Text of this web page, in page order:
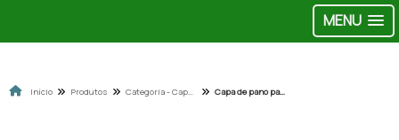
MENU
Início Produtos Categoria - Capas para cadeira Capa de pano para cadeira